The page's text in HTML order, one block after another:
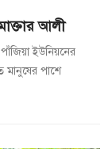
আলী
ইউনিয়নের
মানুষের পাশে